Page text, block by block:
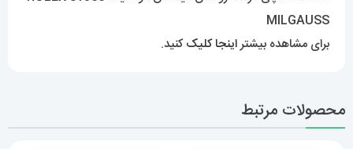
برای مشاهده بیشتراینجا کلیککنید.
محصولات مرتبط